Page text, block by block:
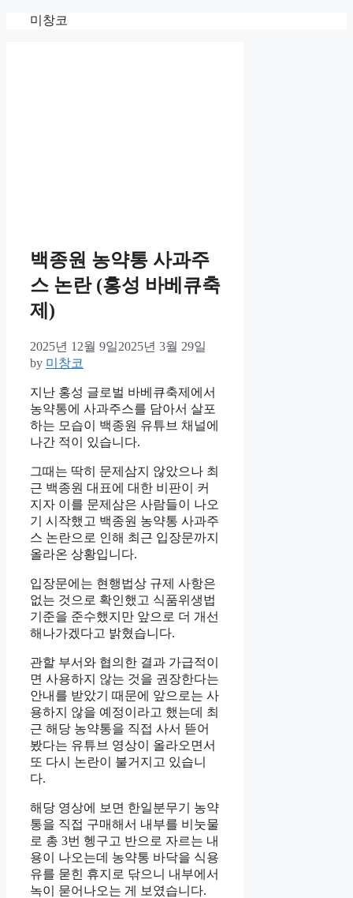
미창코
백종원 농약통 사과주
스 논란 (홍성 바베큐축
제)
2025년 12월 9일2025년 3월 29일
by 미창코
지난 홍성 글로벌 바베큐축제에서
농약통에 사과주스를 담아서 살포
하는 모습이 백종원 유튜브 채널에
나간 적이 있습니다.
그때는 딱히 문제삼지 않았으나 최
근 백종원 대표에 대한 비판이 커
지자 이를 문제삼은 사람들이 나오
기 시작했고 백종원 농약통 사과주
스 논란으로 인해 최근 입장문까지
올라온 상황입니다.
입장문에는 현행법상 규제 사항은
없는 것으로 확인했고 식품위생법
기준을 준수했지만 앞으로 더 개선
해나가겠다고 밝혔습니다.
관할 부서와 협의한 결과 가급적이
면 사용하지 않는 것을 권장한다는
안내를 받았기 때문에 앞으로는 사
용하지 않을 예정이라고 했는데 최
근 해당 농약통을 직접 사서 뜯어
봤다는 유튜브 영상이 올라오면서
또 다시 논란이 불거지고 있습니
다.
해당 영상에 보면 한일분무기 농약
통을 직접 구매해서 내부를 비눗물
로 총 3번 헹구고 반으로 자르는 내
용이 나오는데 농약통 바닥을 식용
유를 묻힌 휴지로 닦으니 내부에서
녹이 묻어나오는 게 보였습니다.